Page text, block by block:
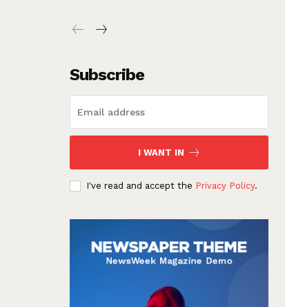
Subscribe
I WANT IN
I've read and accept the Privacy Policy.